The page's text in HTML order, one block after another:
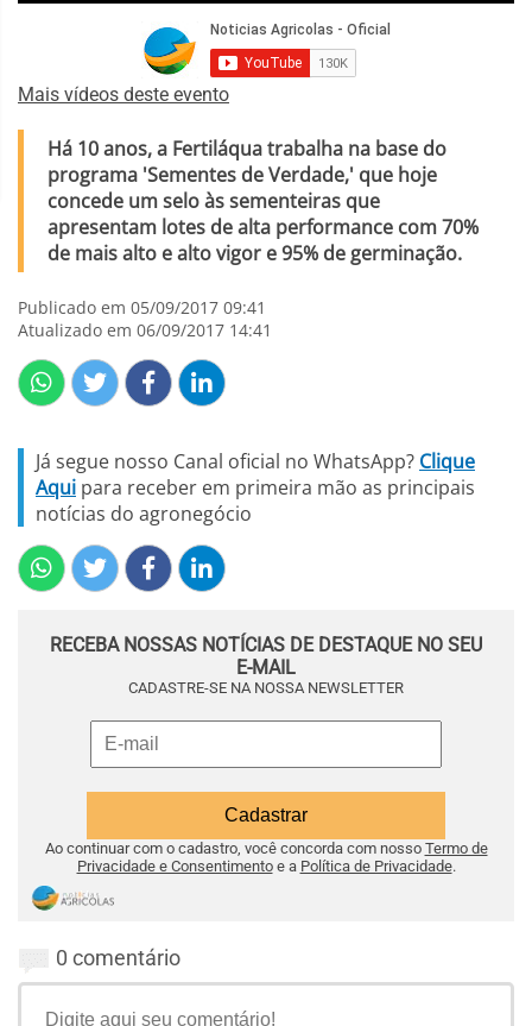
Mais vídeos deste evento
Há 10 anos, a Fertiláqua trabalha na base do
programa 'Sementes de Verdade,' que hoje
concede um selo às sementeiras que
apresentam lotes de alta performance com 70%
de mais alto e alto vigor e 95% de germinação.
Publicado em 05/09/2017 09:41
Atualizado em 06/09/2017 14:41
Já segue nosso Canal oficial no WhatsApp? Clique
Aqui para receber em primeira mão as principais
notícias do agronegócio
RECEBA NOSSAS NOTÍCIAS DE DESTAQUE NO SEU
E-MAIL
CADASTRE-SE NA NOSSA NEWSLETTER
Ao continuar com o cadastro, você concorda com nosso Termo de
Privacidade e Consentimentoe a Política de Privacidade.
0 comentário